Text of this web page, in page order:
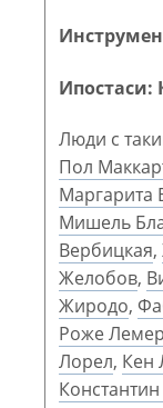
Ипостаси:
Люди с
Пол
Маргарита
Мишель
Вербицкая,
Желобов,
Жиродо,
Роже
Лорел, Кен